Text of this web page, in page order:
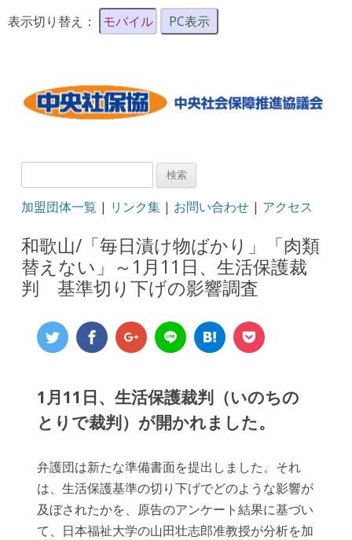
表示切り替え： モバイル PC表示
検
加盟団体一覧 | リンク集 | お問い合わせ | アクセス
和歌山/「毎日漬け物ばかり」「肉類
替えない」～1月11日、生活保護裁
判 基準切り下げの影響調査
1月11日、生活保護裁判（いのちの
とりで裁判）が開かれました。
弁護団は新たな準備書面を提出しました。それ
は、生活保護基準の切り下げでどのような影響が
及ぼされたかを、原告のアンケート結果に基づい
て、日本福祉大学の山田壮志郎准教授が分析を加